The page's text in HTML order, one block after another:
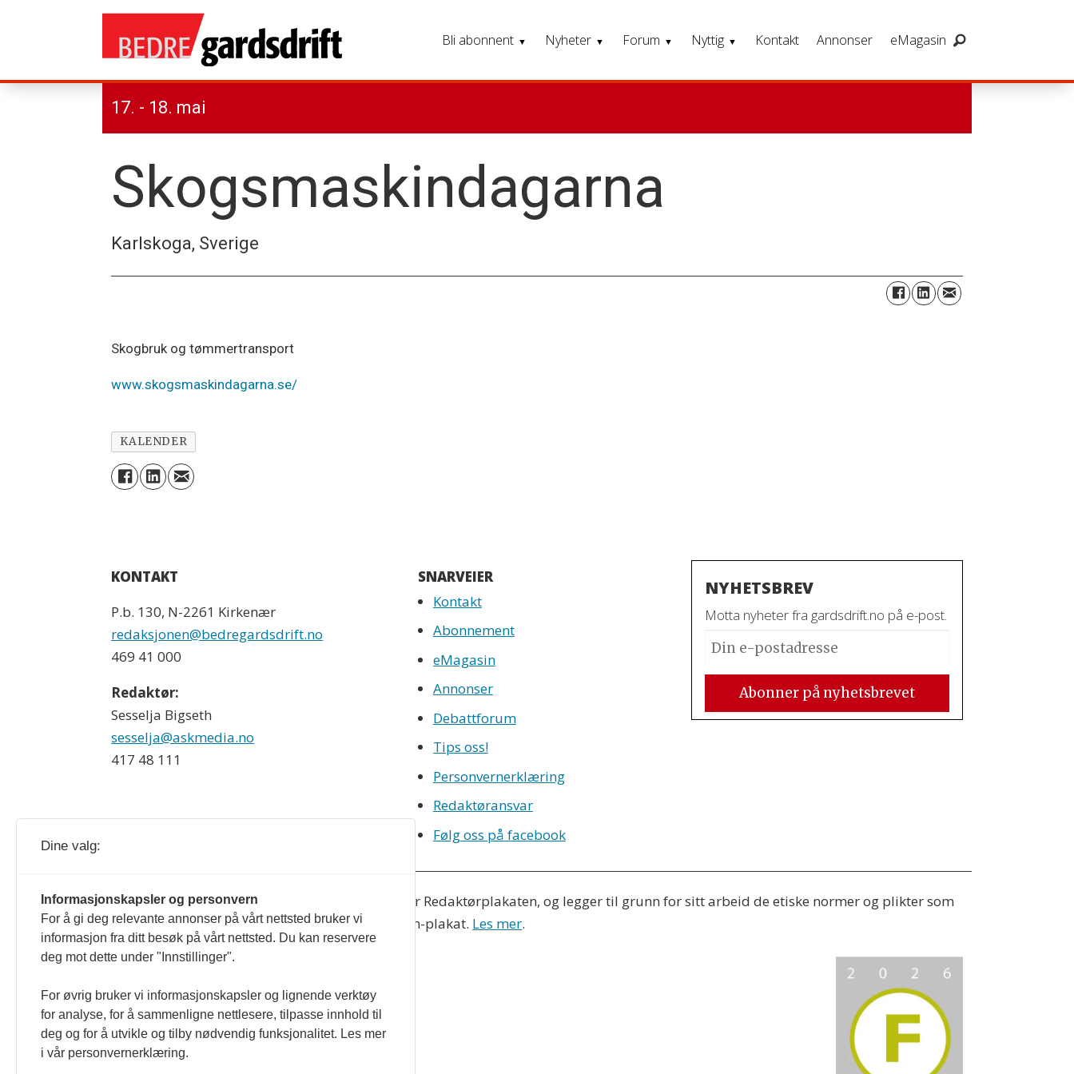
Bli abonnent Nyheter Forum Nyttig Kontakt Annonser eMagasin
17. - 18. mai
Skogsmaskindagarna
Karlskoga, Sverige
Skogbruk og tømmertransport
www.skogsmaskindagarna.se/
KALENDER
KONTAKT
P.b. 130, N-2261 Kirkenær
redaksjonen@bedregardsdrift.no
469 41 000
Redaktør:
Sesselja Bigseth
sesselja@askmedia.no
417 48 111
SNARVEIER
Kontakt
Abonnement
eMagasin
Annonser
Debattforum
Tips oss!
Personvernerklæring
Redaktøransvar
Følg oss på facebook
NYHETSBREV
Motta nyheter fra gardsdrift.no på e-post.
Bedre Gardsdrift og gardsdrift.no redigeres etter Redaktørplakaten, og legger til grunn for sitt arbeid de etiske normer og plikter som
er formulert i Norsk Presseforbunds Vær Varsom-plakat. Les mer.
Dine valg:
Informasjonskapsler og personvern
For å gi deg relevante annonser på vårt nettsted bruker vi
informasjon fra ditt besøk på vårt nettsted. Du kan reservere
deg mot dette under "Innstillinger".
For øvrig bruker vi informasjonskapsler og lignende verktøy
for analyse, for å sammenligne nettlesere, tilpasse innhold til
deg og for å utvikle og tilby nødvendig funksjonalitet. Les mer
i vår personvernerklæring.